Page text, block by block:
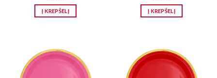
Į KREPŠELĮ Į KREPŠELĮ